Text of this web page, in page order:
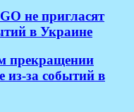
не пригласят
в Украине
прекращении
из-за событий в